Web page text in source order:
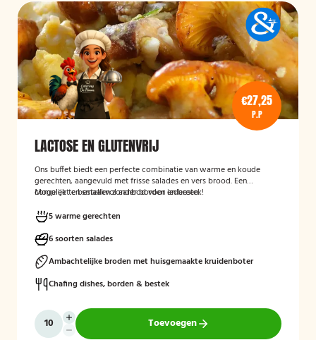
€27,25
P.P
LACTOSE EN GLUTENVRIJ
Ons buffet biedt een perfecte combinatie van warme en koude
gerechten, aangevuld met frisse salades en vers brood. Een
compleet en smaakvol aanbod voor iedereen.
Mogelijk te bestellen zonder borden en bestek!
5 warme gerechten
6 soorten salades
Ambachtelijke broden met huisgemaakte kruidenboter
Chafing dishes, borden & bestek
Toevoegen